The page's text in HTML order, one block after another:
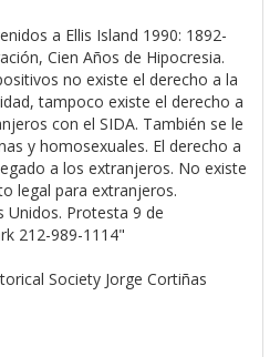
a Ellis Island 1990: 1892-
Cien Años de Hipocresia.
no existe el derecho a la
tampoco existe el derecho a
con el SIDA. También se le
y homosexuales. El derecho a
a los extranjeros. No existe
legal para extranjeros.
Unidos. Protesta 9 de
212-989-1114"
Society Jorge Cortiñas